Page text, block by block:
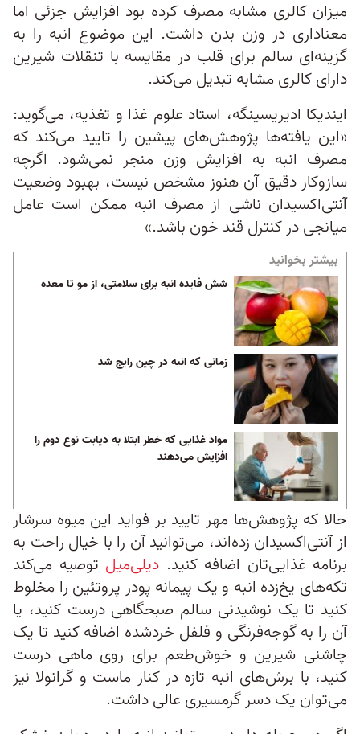
میزان کالری مشابه مصرف کرده بود افزایش جزئی اما
معناداری در وزن بدن داشت. این موضوع انبه را به
گزینه‌ای سالم برای قلب در مقایسه با تنقلات شیرین
دارای کالری مشابه تبدیل می‌کند.
ایندیکا ادیریسینگه، استاد علوم غذا و تغذیه، می‌گوید:
«این یافته‌ها پژوهش‌های پیشین را تایید می‌کند که
مصرف انبه به افزایش وزن منجر نمی‌شود. اگرچه
سازوکار دقیق آن هنوز مشخص نیست، بهبود وضعیت
آنتی‌اکسیدان ناشی از مصرف انبه ممکن است عامل
میانجی در کنترل قند خون باشد.»
بیشتر بخوانید
شش فایده انبه برای سلامتی، از مو تا معده
زمانی که انبه در چین رایج شد
مواد غذایی که خطر ابتلا به دیابت نوع دوم را
افزایش می‌دهند
حالا که پژوهش‌ها مهر تایید بر فواید این میوه سرشار
از آنتی‌اکسیدان زده‌اند، می‌توانید آن را با خیال راحت به
برنامه غذایی‌تان اضافه کنید. دیلی‌میل توصیه می‌کند
تکه‌های یخ‌زده انبه و یک پیمانه پودر پروتئین را مخلوط
کنید تا یک نوشیدنی سالم صبحگاهی درست کنید، یا
آن را به گوجه‌فرنگی و فلفل خرد‌شده اضافه کنید تا یک
چاشنی شیرین و خوش‌طعم برای روی ماهی درست
کنید، با برش‌های انبه تازه در کنار ماست و گرانولا نیز
می‌توان یک دسر گرمسیری عالی داشت.